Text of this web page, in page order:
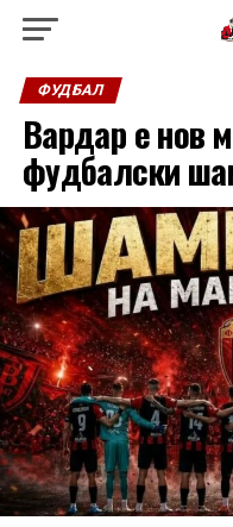
ФУДБАЛ
Вардар е нов
фудбалски